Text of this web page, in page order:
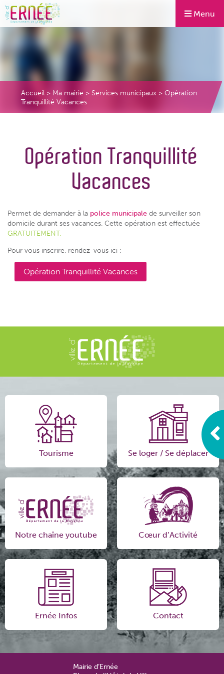
Menu
Accueil > Ma mairie > Services municipaux > Opération
Tranquillité Vacances
Opération Tranquillité
Vacances
Permet de demander à la police municipale de surveiller son
domicile durant ses vacances. Cette opération est effectuée
GRATUITEMENT.
Pour vous inscrire, rendez-vous ici :
Opération Tranquillité Vacances
Tourisme Se loger / Se déplacer
Notre chaîne youtube Cœur d’Activité
Ernée Infos Contact
Mairie d’Ernée